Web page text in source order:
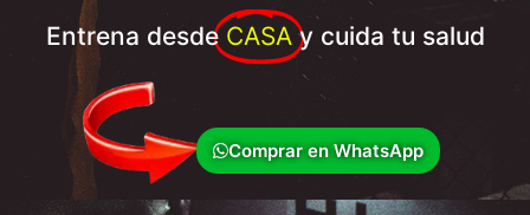
Entrena desde CASA y cuida tu salud
Comprar en WhatsApp